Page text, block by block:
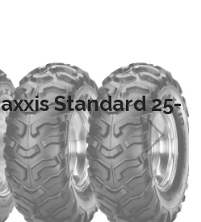
Standard 25-